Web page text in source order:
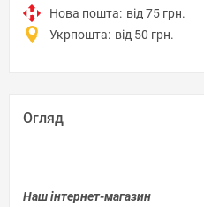
Нова пошта: від 75 грн.
Укрпошта: від 50 грн.
Огляд
Наш інтернет-магазин